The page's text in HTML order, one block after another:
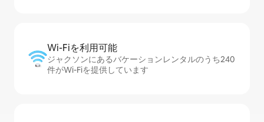
Wi-Fiを利⁠用⁠可⁠能
ジャクソンにあるバケーションレンタルのうち240
件がWi-Fiを提供しています